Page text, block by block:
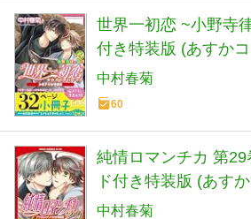
世界一初恋 ~小野寺
付き特装版 (あすか
中村春菊
60
純情ロマンチカ 第
ド付き特装版 (あす
中村春菊